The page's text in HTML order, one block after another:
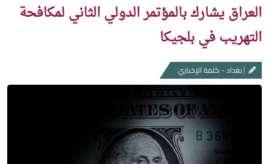
العراق يشارك بالمؤتمر الدولي الثاني لمكافحة
التهريب في بلجيكا
بغداد - كلمة الإخباري